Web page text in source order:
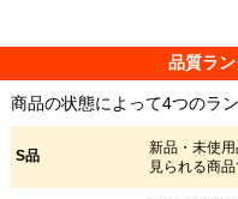
品質ラ
商品の状態によって4つのラ
S品
新品・未使
見られる商品